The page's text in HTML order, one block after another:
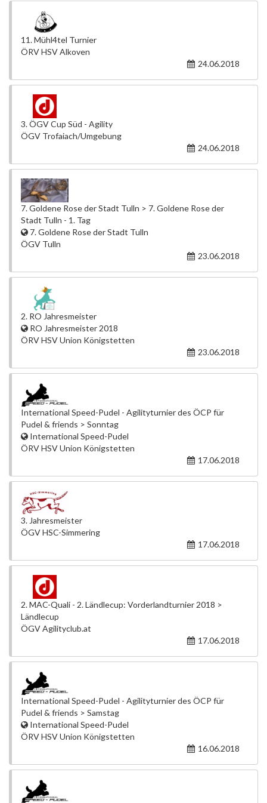
11. Mühl4tel Turnier
ÖRV HSV Alkoven
24.06.2018
3. ÖGV Cup Süd - Agility
ÖGV Trofaiach/Umgebung
24.06.2018
7. Goldene Rose der Stadt Tulln > 7. Goldene Rose der
Stadt Tulln - 1. Tag
7. Goldene Rose der Stadt Tulln
ÖGV Tulln
23.06.2018
2. RO Jahresmeister
RO Jahresmeister 2018
ÖRV HSV Union Königstetten
23.06.2018
International Speed-Pudel - Agilityturnier des ÖCP für
Pudel & friends > Sonntag
International Speed-Pudel
ÖRV HSV Union Königstetten
17.06.2018
3. Jahresmeister
ÖGV HSC-Simmering
17.06.2018
2. MAC-Quali - 2. Ländlecup: Vorderlandturnier 2018 >
Ländlecup
ÖGV Agilityclub.at
17.06.2018
International Speed-Pudel - Agilityturnier des ÖCP für
Pudel & friends > Samstag
International Speed-Pudel
ÖRV HSV Union Königstetten
16.06.2018